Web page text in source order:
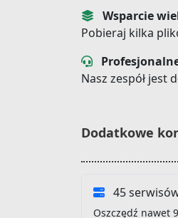
Wsparcie
Pobieraj kilka
Nasz zespół jest
Dodatkowe
45
Oszczędź nawet